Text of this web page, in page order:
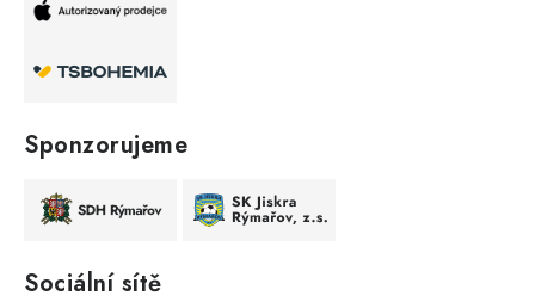
Sponzorujeme
Sociální sítě